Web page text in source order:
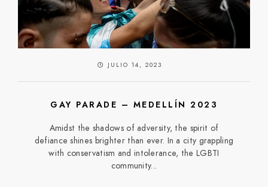
JULIO 14, 2023
GAY PARADE – MEDELLÍN 2023
Amidst the shadows of adversity, the spirit of
defiance shines brighter than ever. In a city grappling
with conservatism and intolerance, the LGBTI
community...